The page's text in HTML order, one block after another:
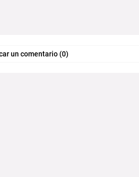
un comentario (0)